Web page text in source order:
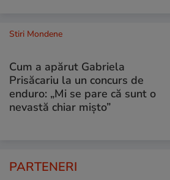
Stiri Mondene
Cum a apărut Gabriela
Prisăcariu la un concurs de
enduro: „Mi se pare că sunt o
nevastă chiar mișto”
PARTENERI